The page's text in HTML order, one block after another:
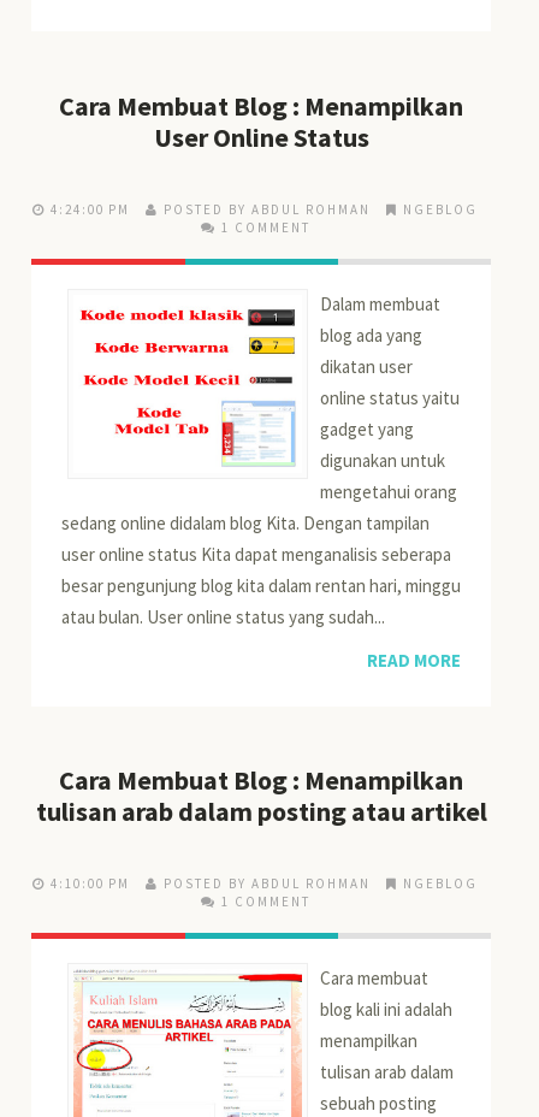
Cara Membuat Blog : Menampilkan
User Online Status
4:24:00 PM POSTED BY ABDUL ROHMAN
NGEBLOG
1 COMMENT
Dalam membuat
blog ada yang
dikatan user
online status yaitu
gadget yang
digunakan untuk
mengetahui orang
sedang online didalam blog Kita. Dengan tampilan
user online status Kita dapat menganalisis seberapa
besar pengunjung blog kita dalam rentan hari, minggu
atau bulan. User online status yang sudah...
READ MORE
Cara Membuat Blog : Menampilkan
tulisan arab dalam posting atau artikel
4:10:00 PM POSTED BY ABDUL ROHMAN
NGEBLOG
1 COMMENT
Cara membuat
blog kali ini adalah
menampilkan
tulisan arab dalam
sebuah posting